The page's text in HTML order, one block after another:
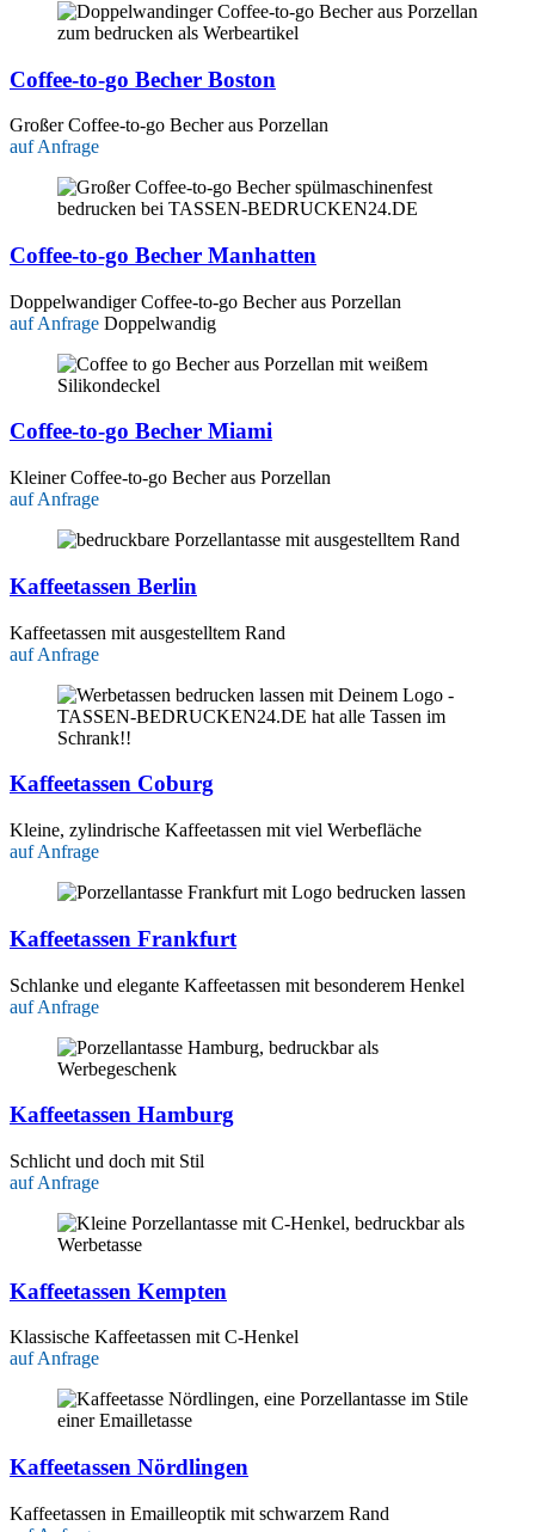
Coffee-to-go Becher Boston
Großer Coffee-to-go Becher aus Porzellan
auf Anfrage
Coffee-to-go Becher Manhatten
Doppelwandiger Coffee-to-go Becher aus Porzellan
auf Anfrage Doppelwandig
Coffee-to-go Becher Miami
Kleiner Coffee-to-go Becher aus Porzellan
auf Anfrage
Kaffeetassen Berlin
Kaffeetassen mit ausgestelltem Rand
auf Anfrage
Kaffeetassen Coburg
Kleine, zylindrische Kaffeetassen mit viel Werbefläche
auf Anfrage
Kaffeetassen Frankfurt
Schlanke und elegante Kaffeetassen mit besonderem Henkel
auf Anfrage
Kaffeetassen Hamburg
Schlicht und doch mit Stil
auf Anfrage
Kaffeetassen Kempten
Klassische Kaffeetassen mit C-Henkel
auf Anfrage
Kaffeetassen Nördlingen
Kaffeetassen in Emailleoptik mit schwarzem Rand